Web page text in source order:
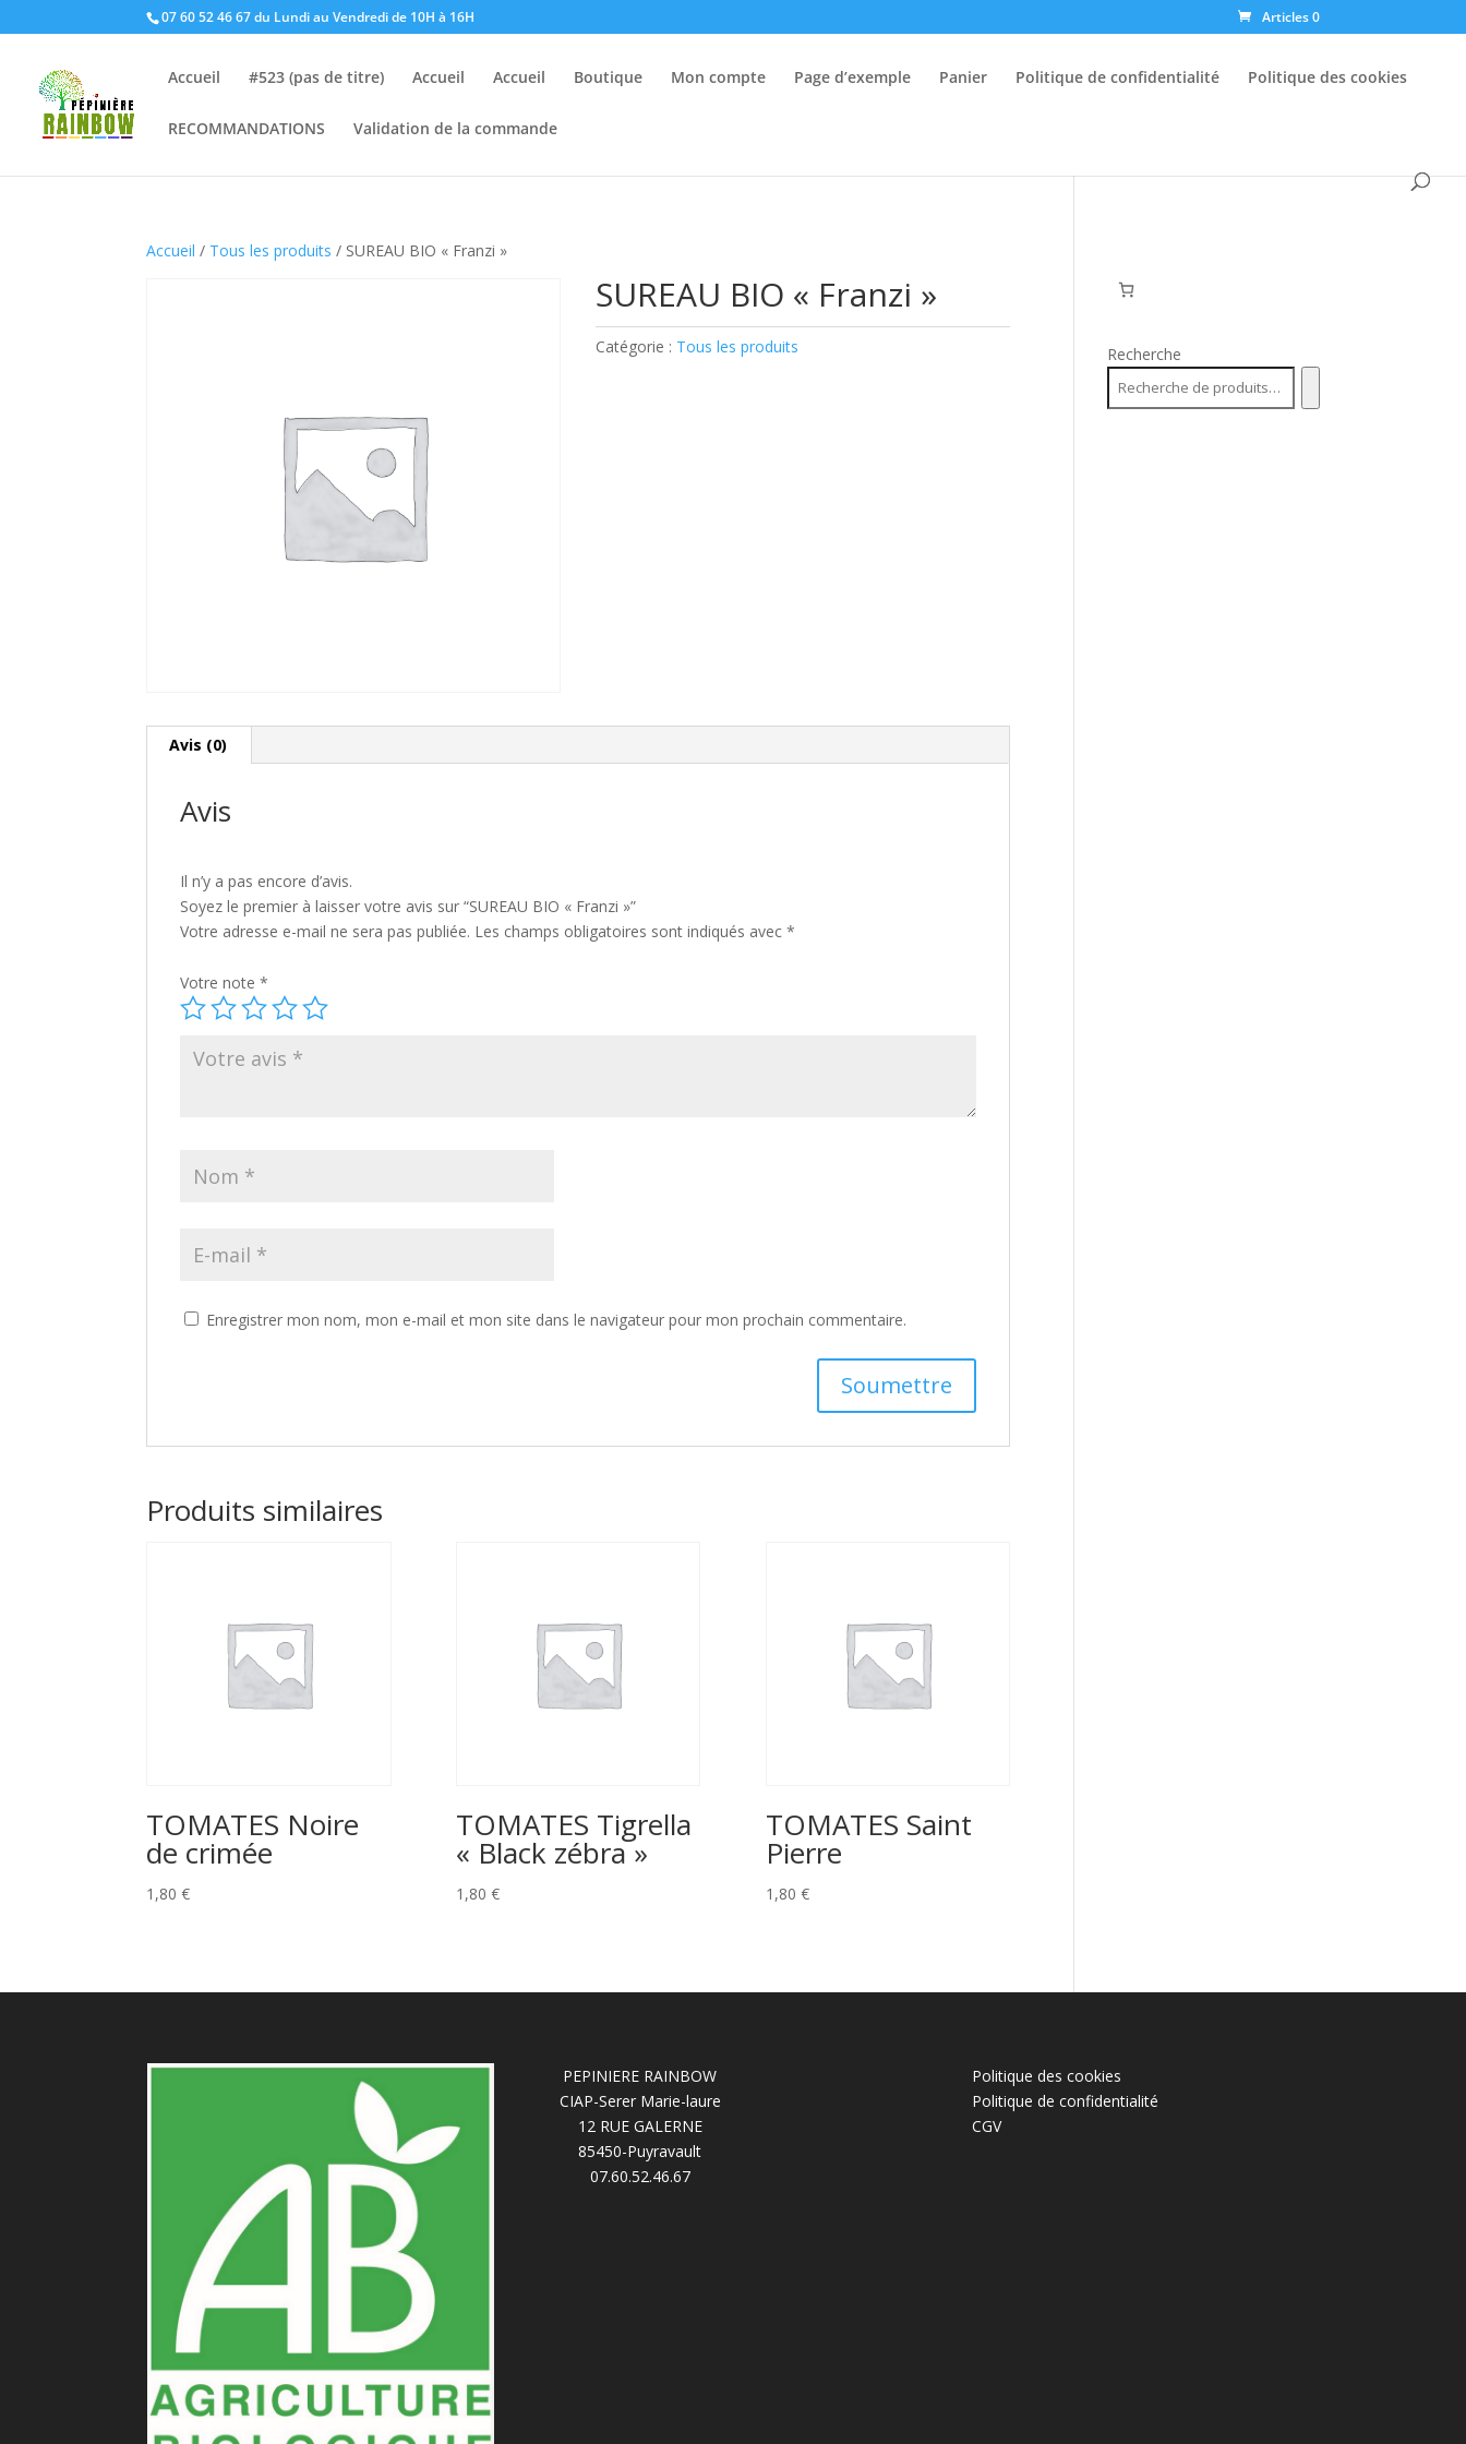
07 60 52 46 67 du Lundi au Vendredi de 10H à 16H Articles 0
Accueil #523 (pas de titre) Accueil Accueil Boutique Mon compte Page d’exemple Panier Politique de confidentialité Politique des cookies
RECOMMANDATIONS Validation de la commande
Accueil / Tous les produits / SUREAU BIO « Franzi »
SUREAU BIO « Franzi »
Catégorie : Tous les produits
Avis (0)
Avis
Il n’y a pas encore d’avis.
Soyez le premier à laisser votre avis sur “SUREAU BIO « Franzi »”
Votre adresse e-mail ne sera pas publiée. Les champs obligatoires sont indiqués avec*
Votre note*
Enregistrer mon nom, mon e-mail et mon site dans le navigateur pour mon prochain commentaire.
Produits similaires
TOMATES Noire
de crimée
1,80€
TOMATES Tigrella
« Black zébra »
1,80 €
TOMATES Saint
Pierre
1,80 €
Recherche
PEPINIERE RAINBOW
CIAP-Serer Marie-laure
12 RUE GALERNE
85450-Puyravault
07.60.52.46.67
Politique des cookies
Politique de confidentialité
CGV